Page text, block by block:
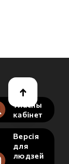
Уласны
кабінет
Версія
для
людзей